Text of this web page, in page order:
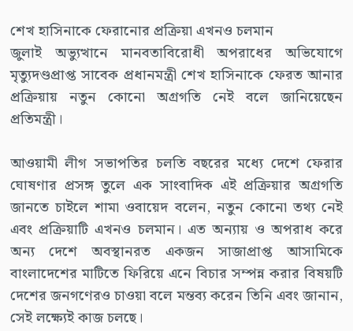
শেখ হাসিনাকে ফেরানোর প্রক্রিয়া এখনও চলমান
জুলাই অভ্যুত্থানে মানবতাবিরোধী অপরাধের অভিযোগে
মৃত্যুদণ্ডপ্রাপ্ত সাবেক প্রধানমন্ত্রী শেখ হাসিনাকে ফেরত আনার
প্রক্রিয়ায় নতুন কোনো অগ্রগতি নেই বলে জানিয়েছেন
প্রতিমন্ত্রী।
আওয়ামী লীগ সভাপতির চলতি বছরের মধ্যে দেশে ফেরার
ঘোষণার প্রসঙ্গ তুলে এক সাংবাদিক এই প্রক্রিয়ার অগ্রগতি
জানতে চাইলে শামা ওবায়েদ বলেন, নতুন কোনো তথ্য নেই
এবং প্রক্রিয়াটি এখনও চলমান। এত অন্যায় ও অপরাধ করে
অন্য দেশে অবস্থানরত একজন সাজাপ্রাপ্ত আসামিকে
বাংলাদেশের মাটিতে ফিরিয়ে এনে বিচার সম্পন্ন করার বিষয়টি
দেশের জনগণেরও চাওয়া বলে মন্তব্য করেন তিনি এবং জানান,
সেই লক্ষ্যেই কাজ চলছে।